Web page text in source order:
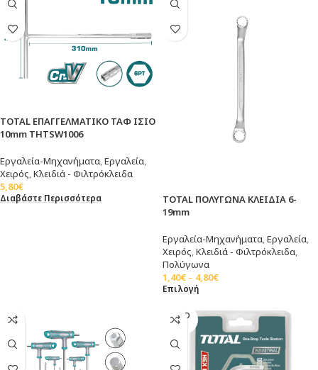
TOTAL ΕΠΑΓΓΕΛΜΑΤΙΚΟ ΤΑΦ ΙΣΙΟ
10mm THTSW1006
Εργαλεία-Μηχανήματα,Εργαλεία,
Χειρός,Κλειδιά - Φιλτρόκλειδα
5,80€
Διαβάστε Περισσότερα
TOTAL ΠΟΛΥΓΩΝΑ ΚΛΕΙΔΙΑ 6-
19mm
Εργαλεία-Μηχανήματα,Εργαλεία,
Χειρός,Κλειδιά - Φιλτρόκλειδα,
Πολύγωνα
1,40€ – 4,80€
Επιλογή
SOLD
OUT